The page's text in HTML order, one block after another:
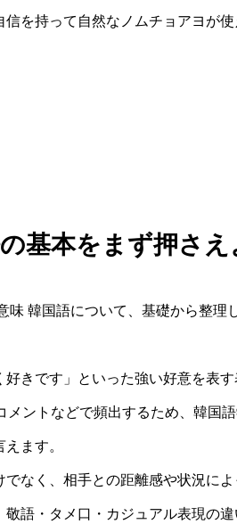
を持って自然なノムチョアヨが
基本をまず押さえ
韓国語について、基礎から整理
きです」といった強い好意を表す
ントなどで頻出するため、韓国
ます。
なく、相手との距離感や状況に
語・タメ口・カジュアル表現の